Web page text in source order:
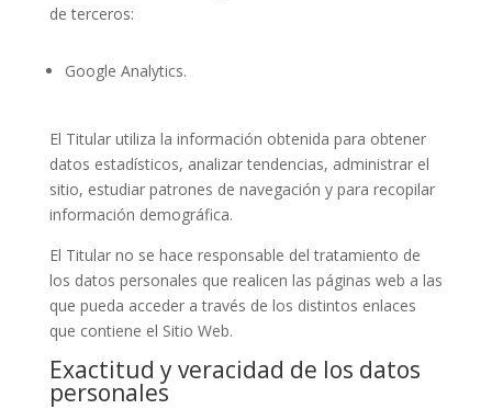
de terceros:
Google Analytics.
El Titular utiliza la información obtenida para obtener
datos estadísticos, analizar tendencias, administrar el
sitio, estudiar patrones de navegación y para recopilar
información demográfica.
El Titular no se hace responsable del tratamiento de
los datos personales que realicen las páginas web a las
que pueda acceder a través de los distintos enlaces
que contiene el Sitio Web.
Exactitud y veracidad de los datos
personales